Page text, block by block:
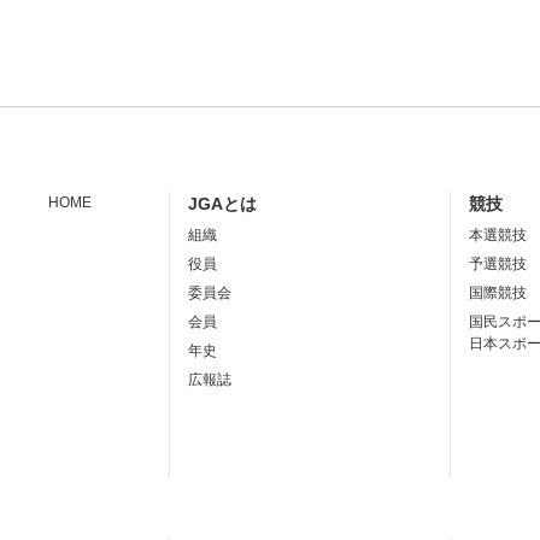
HOME JGAとは
組織
役員
委員会
会員
年史
広報誌
競技
本選競技
予選競技
国際競技
国民スポ
日本スポ